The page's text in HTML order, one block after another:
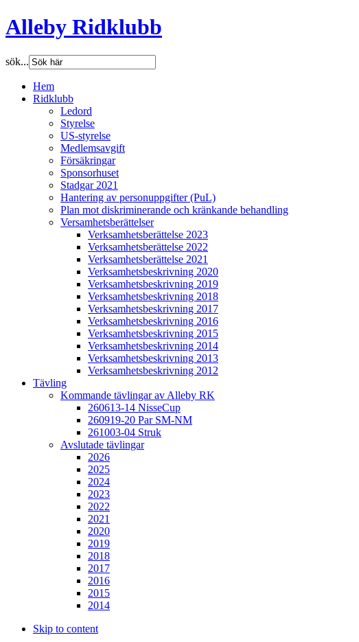
Alleby Ridklubb
sök...
Hem
Ridklubb
Ledord
Styrelse
US-styrelse
Medlemsavgift
Försäkringar
Sponsorhuset
Stadgar 2021
Hantering av personuppgifter (PuL)
Plan mot diskriminerande och kränkande behandling
Versamhetsberättelser
Verksamhetsberättelse 2023
Verksamhetsberättelse 2022
Verksamhetsberättelse 2021
Verksamhetsbeskrivning 2020
Verksamhetsbeskrivning 2019
Verksamhetsbeskrivning 2018
Verksamhetsbeskrivning 2017
Verksamhetsbeskrivning 2016
Verksamhetsbeskrivning 2015
Verksamhetsbeskrivning 2014
Verksamhetsbeskrivning 2013
Verksamhetsbeskrivning 2012
Tävling
Kommande tävlingar av Alleby RK
260613-14 NisseCup
260919-20 Par SM-NM
261003-04 Struk
Avslutade tävlingar
2026
2025
2024
2023
2022
2021
2020
2019
2018
2017
2016
2015
2014
Skip to content